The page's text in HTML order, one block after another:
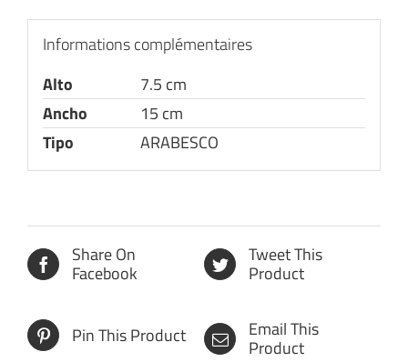
Informations complémentaires
Alto
7.5 cm
Ancho
15 cm
Tipo
ARABESCO
Share On
Facebook
Tweet This
Product
Pin This Product Email This
Product